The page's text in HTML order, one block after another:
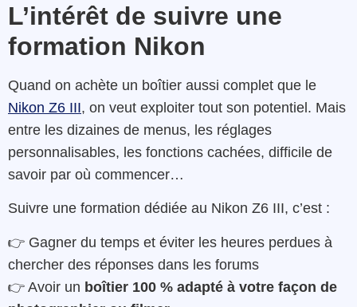
L’intérêt de suivre une
formation Nikon
Quand on achète un boîtier aussi complet que le
Nikon Z6 III, on veut exploiter tout son potentiel. Mais
entre les dizaines de menus, les réglages
personnalisables, les fonctions cachées, difficile de
savoir par où commencer…
Suivre une formation dédiée au Nikon Z6 III, c’est :
👉 Gagner du temps et éviter les heures perdues à
chercher des réponses dans les forums
👉 Avoir un boîtier 100 % adapté à votre façon de